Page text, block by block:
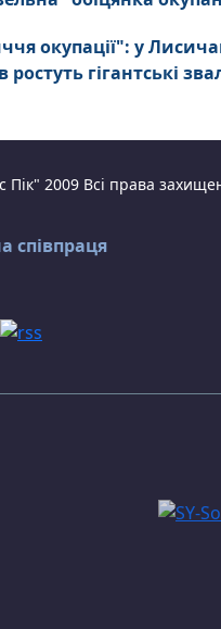
окупації": у
ростуть гігантські
2009 Всі права
співпраця